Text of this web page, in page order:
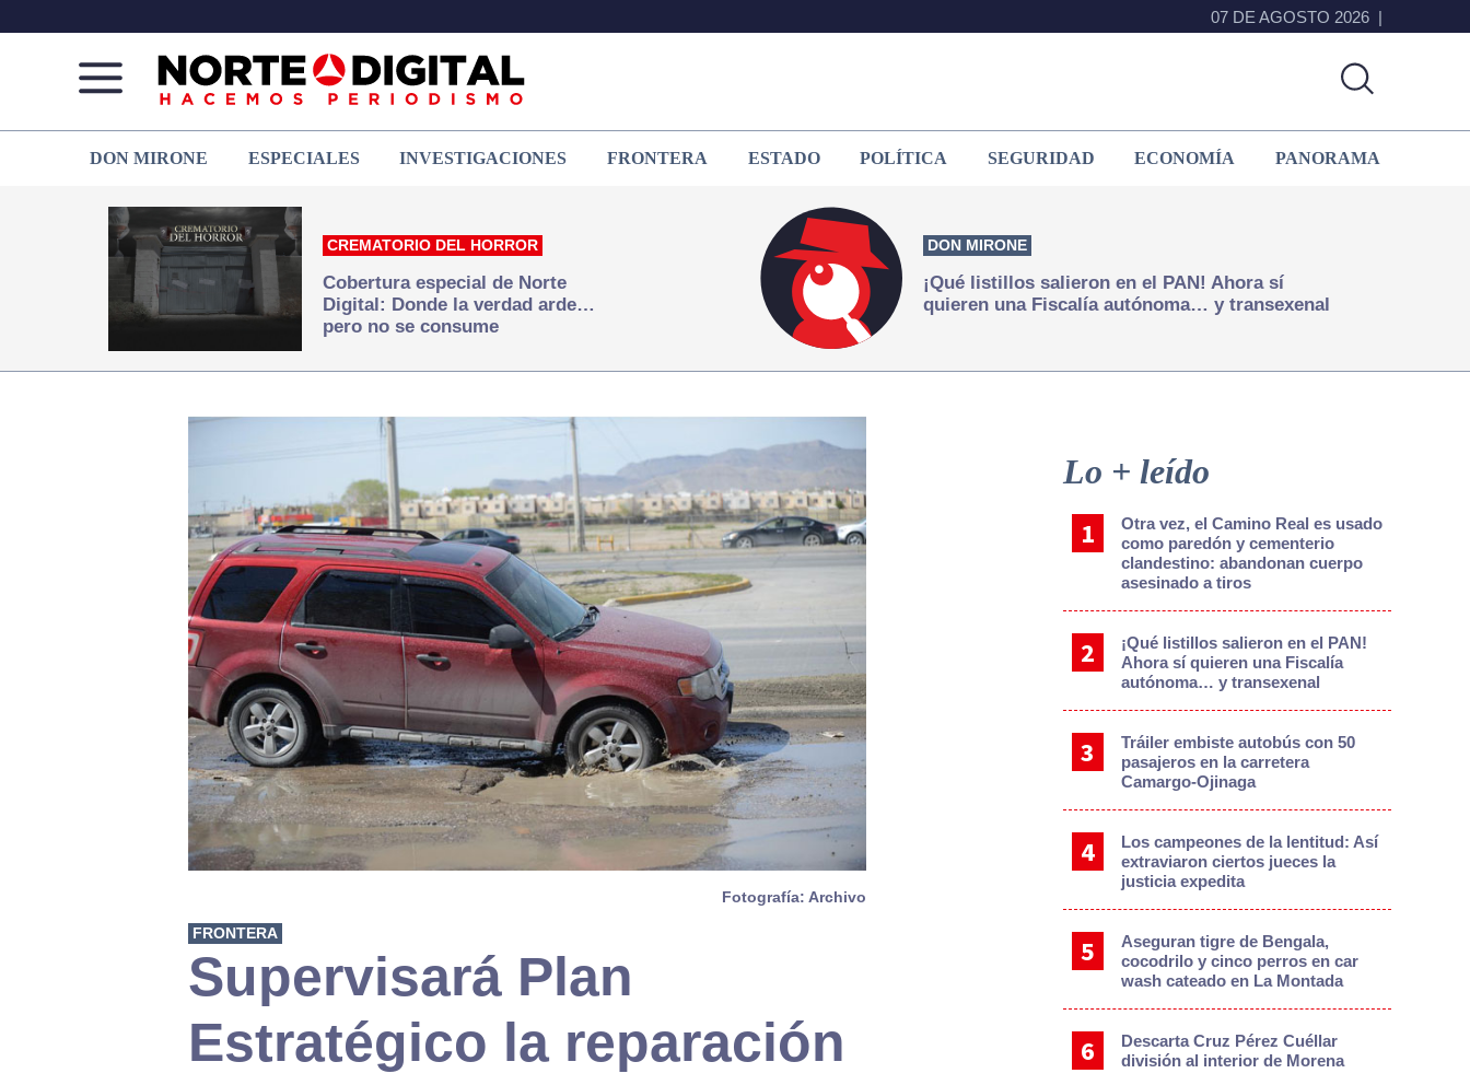
07 DE AGOSTO 2026
de
Juárez
que
hacemos periodismo
DON MIRONE ESPECIALES INVESTIGACIONES FRONTERA ESTADO POLÍTICA SEGURIDAD ECONOMÍA PANORAMA
CREMATORIO DEL HORROR
Cobertura especial de Norte
Digital: Donde la verdad arde…
pero no se consume
DON MIRONE
¡Qué listillos salieron en el PAN! Ahora sí
quieren una Fiscalía autónoma… y transexenal
Fotografía: Archivo
FRONTERA
Supervisará Plan
Estratégico la reparación
Sidebar
Lo + leído
Otra vez, el Camino Real es usado
como paredón y cementerio
clandestino: abandonan cuerpo
asesinado a tiros
¡Qué listillos salieron en el PAN!
Ahora sí quieren una Fiscalía
autónoma… y transexenal
Tráiler embiste autobús con 50
pasajeros en la carretera
Camargo-Ojinaga
Los campeones de la lentitud: Así
extraviaron ciertos jueces la
justicia expedita
Aseguran tigre de Bengala,
cocodrilo y cinco perros en car
wash cateado en La Montada
Descarta Cruz Pérez Cuéllar
división al interior de Morena